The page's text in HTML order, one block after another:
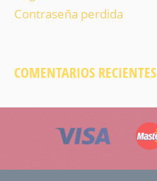
Contraseña perdida
COMENTARIOS RECIENTES